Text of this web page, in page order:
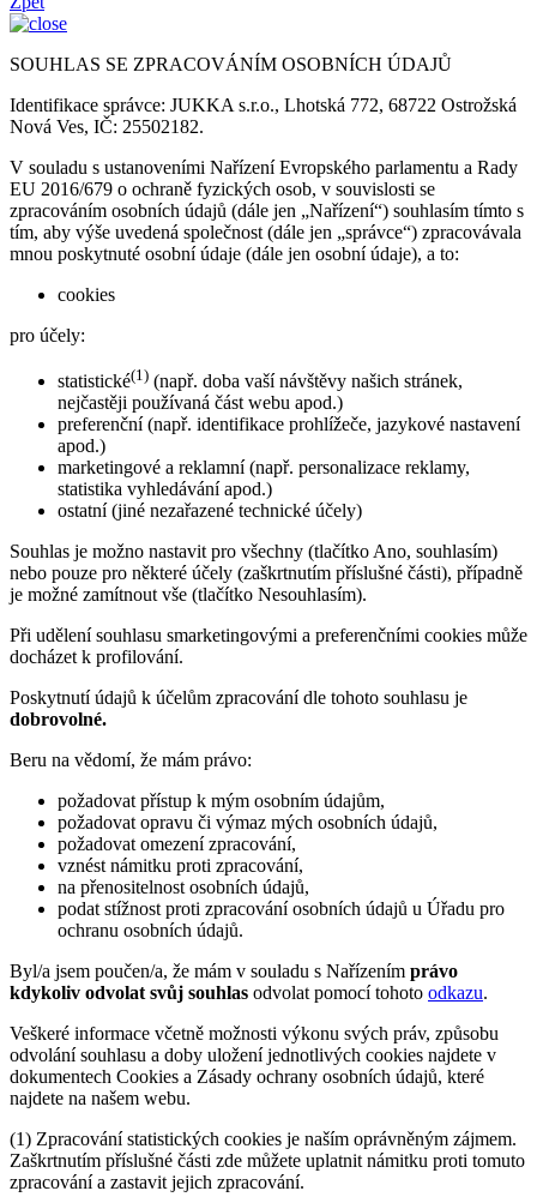
SOUHLAS SE ZPRACOVÁNÍM OSOBNÍCH ÚDAJŮ
Identifikace správce: JUKKA s.r.o., Lhotská 772, 68722 Ostrožská
Nová Ves, IČ: 25502182.
V souladu s ustanoveními Nařízení Evropského parlamentu a Rady
EU 2016/679 o ochraně fyzických osob, v souvislosti se
zpracováním osobních údajů (dále jen „Nařízení“) souhlasím tímto s
tím, aby výše uvedená společnost (dále jen „správce“) zpracovávala
mnou poskytnuté osobní údaje (dále jen osobní údaje), a to:
cookies
pro účely:
statistické(1) (např. doba vaší návštěvy našich stránek,
nejčastěji používaná část webu apod.)
preferenční (např. identifikace prohlížeče, jazykové nastavení
apod.)
marketingové a reklamní (např. personalizace reklamy,
statistika vyhledávání apod.)
ostatní (jiné nezařazené technické účely)
Souhlas je možno nastavit pro všechny (tlačítko Ano, souhlasím)
nebo pouze pro některé účely (zaškrtnutím příslušné části), případně
je možné zamítnout vše (tlačítko Nesouhlasím).
Při udělení souhlasu smarketingovými a preferenčními cookies může
docházet k profilování.
Poskytnutí údajů k účelům zpracování dle tohoto souhlasu je
dobrovolné.
Beru na vědomí, že mám právo:
požadovat přístup k mým osobním údajům,
požadovat opravu či výmaz mých osobních údajů,
požadovat omezení zpracování,
vznést námitku proti zpracování,
na přenositelnost osobních údajů,
podat stížnost proti zpracování osobních údajů u Úřadu pro
ochranu osobních údajů.
Byl/a jsem poučen/a, že mám v souladu s Nařízením právo
kdykoliv odvolat svůj souhlas odvolat pomocí tohoto odkazu.
Veškeré informace včetně možnosti výkonu svých práv, způsobu
odvolání souhlasu a doby uložení jednotlivých cookies najdete v
dokumentech Cookies a Zásady ochrany osobních údajů, které
najdete na našem webu.
(1) Zpracování statistických cookies je naším oprávněným zájmem.
Zaškrtnutím příslušné části zde můžete uplatnit námitku proti tomuto
zpracování a zastavit jejich zpracování.